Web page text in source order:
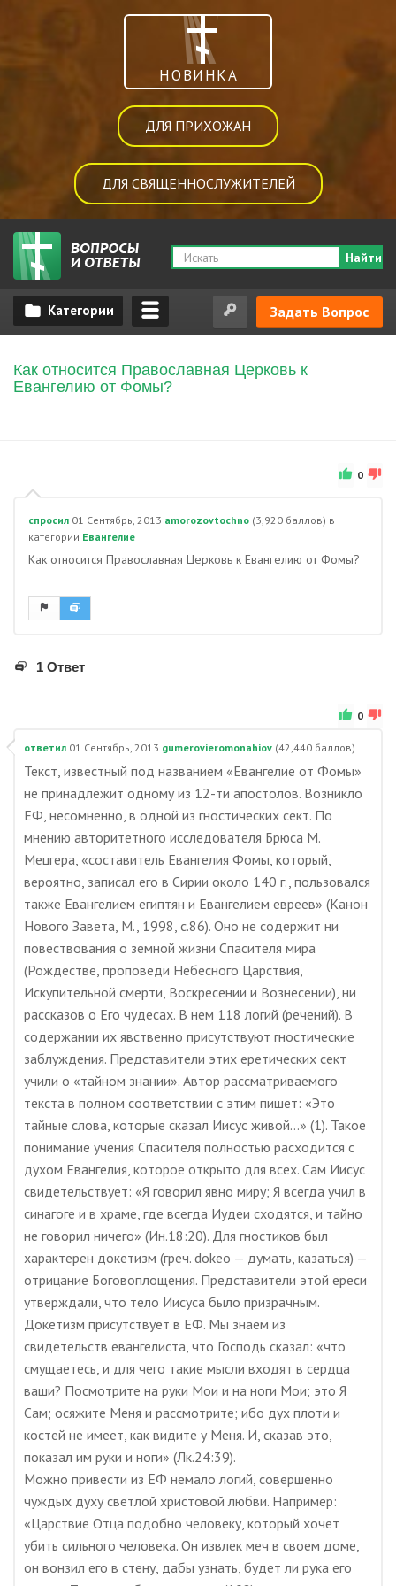
НОВИНКА
ДЛЯ ПРИХОЖАН
ДЛЯ СВЯЩЕННОСЛУЖИТЕЛЕЙ
Найти
Задать Вопрос
Как относится Православная Церковь к
Евангелию от Фомы?
0
спросил 01 Сентябрь, 2013 amorozovtochno (3,920 баллов) в
категории Евангелие
Как относится Православная Церковь к Евангелию от Фомы?
1 Ответ
0
ответил 01 Сентябрь, 2013 gumerovieromonahiov (42,440 баллов)
Текст, известный под названием «Евангелие от Фомы»
не принадлежит одному из 12-ти апостолов. Возникло
ЕФ, несомненно, в одной из гностических сект. По
мнению авторитетного исследователя Брюса М.
Мецгера, «составитель Евангелия Фомы, который,
вероятно, записал его в Сирии около 140 г., пользовался
также Евангелием египтян и Евангелием евреев» (Канон
Нового Завета, М., 1998, с.86). Оно не содержит ни
повествования о земной жизни Спасителя мира
(Рождестве, проповеди Небесного Царствия,
Искупительной смерти, Воскресении и Вознесении), ни
рассказов о Его чудесах. В нем 118 логий (речений). В
содержании их явственно присутствуют гностические
заблуждения. Представители этих еретических сект
учили о «тайном знании». Автор рассматриваемого
текста в полном соответствии с этим пишет: «Это
тайные слова, которые сказал Иисус живой…» (1). Такое
понимание учения Спасителя полностью расходится с
духом Евангелия, которое открыто для всех. Сам Иисус
свидетельствует: «Я говорил явно миру; Я всегда учил в
синагоге и в храме, где всегда Иудеи сходятся, и тайно
не говорил ничего» (Ин.18:20). Для гностиков был
характерен докетизм (греч. dokeo — думать, казаться) —
отрицание Боговоплощения. Представители этой ереси
утверждали, что тело Иисуса было призрачным.
Докетизм присутствует в ЕФ. Мы знаем из
свидетельств евангелиста, что Господь сказал: «что
смущаетесь, и для чего такие мысли входят в сердца
ваши? Посмотрите на руки Мои и на ноги Мои; это Я
Сам; осяжите Меня и рассмотрите; ибо дух плоти и
костей не имеет, как видите у Меня. И, сказав это,
показал им руки и ноги» (Лк.24:39).
Можно привести из ЕФ немало логий, совершенно
чуждых духу светлой христовой любви. Например:
«Царствие Отца подобно человеку, который хочет
убить сильного человека. Он извлек меч в своем доме,
он вонзил его в стену, дабы узнать, будет ли рука его